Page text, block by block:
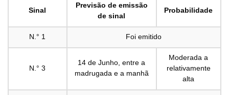
Sinal
Previsão de emissão
de sinal
Probabilidade
N.° 1 Foi emitido
N.° 3
14 de Junho, entre a
madrugada e a manhã
Moderada a
relativamente
alta